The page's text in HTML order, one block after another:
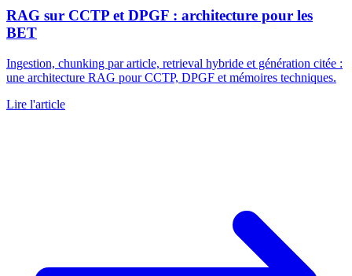
RAG sur CCTP et DPGF : architecture pour les
BET
Ingestion, chunking par article, retrieval hybride et génération citée :
une architecture RAG pour CCTP, DPGF et mémoires techniques.
Lire l'article